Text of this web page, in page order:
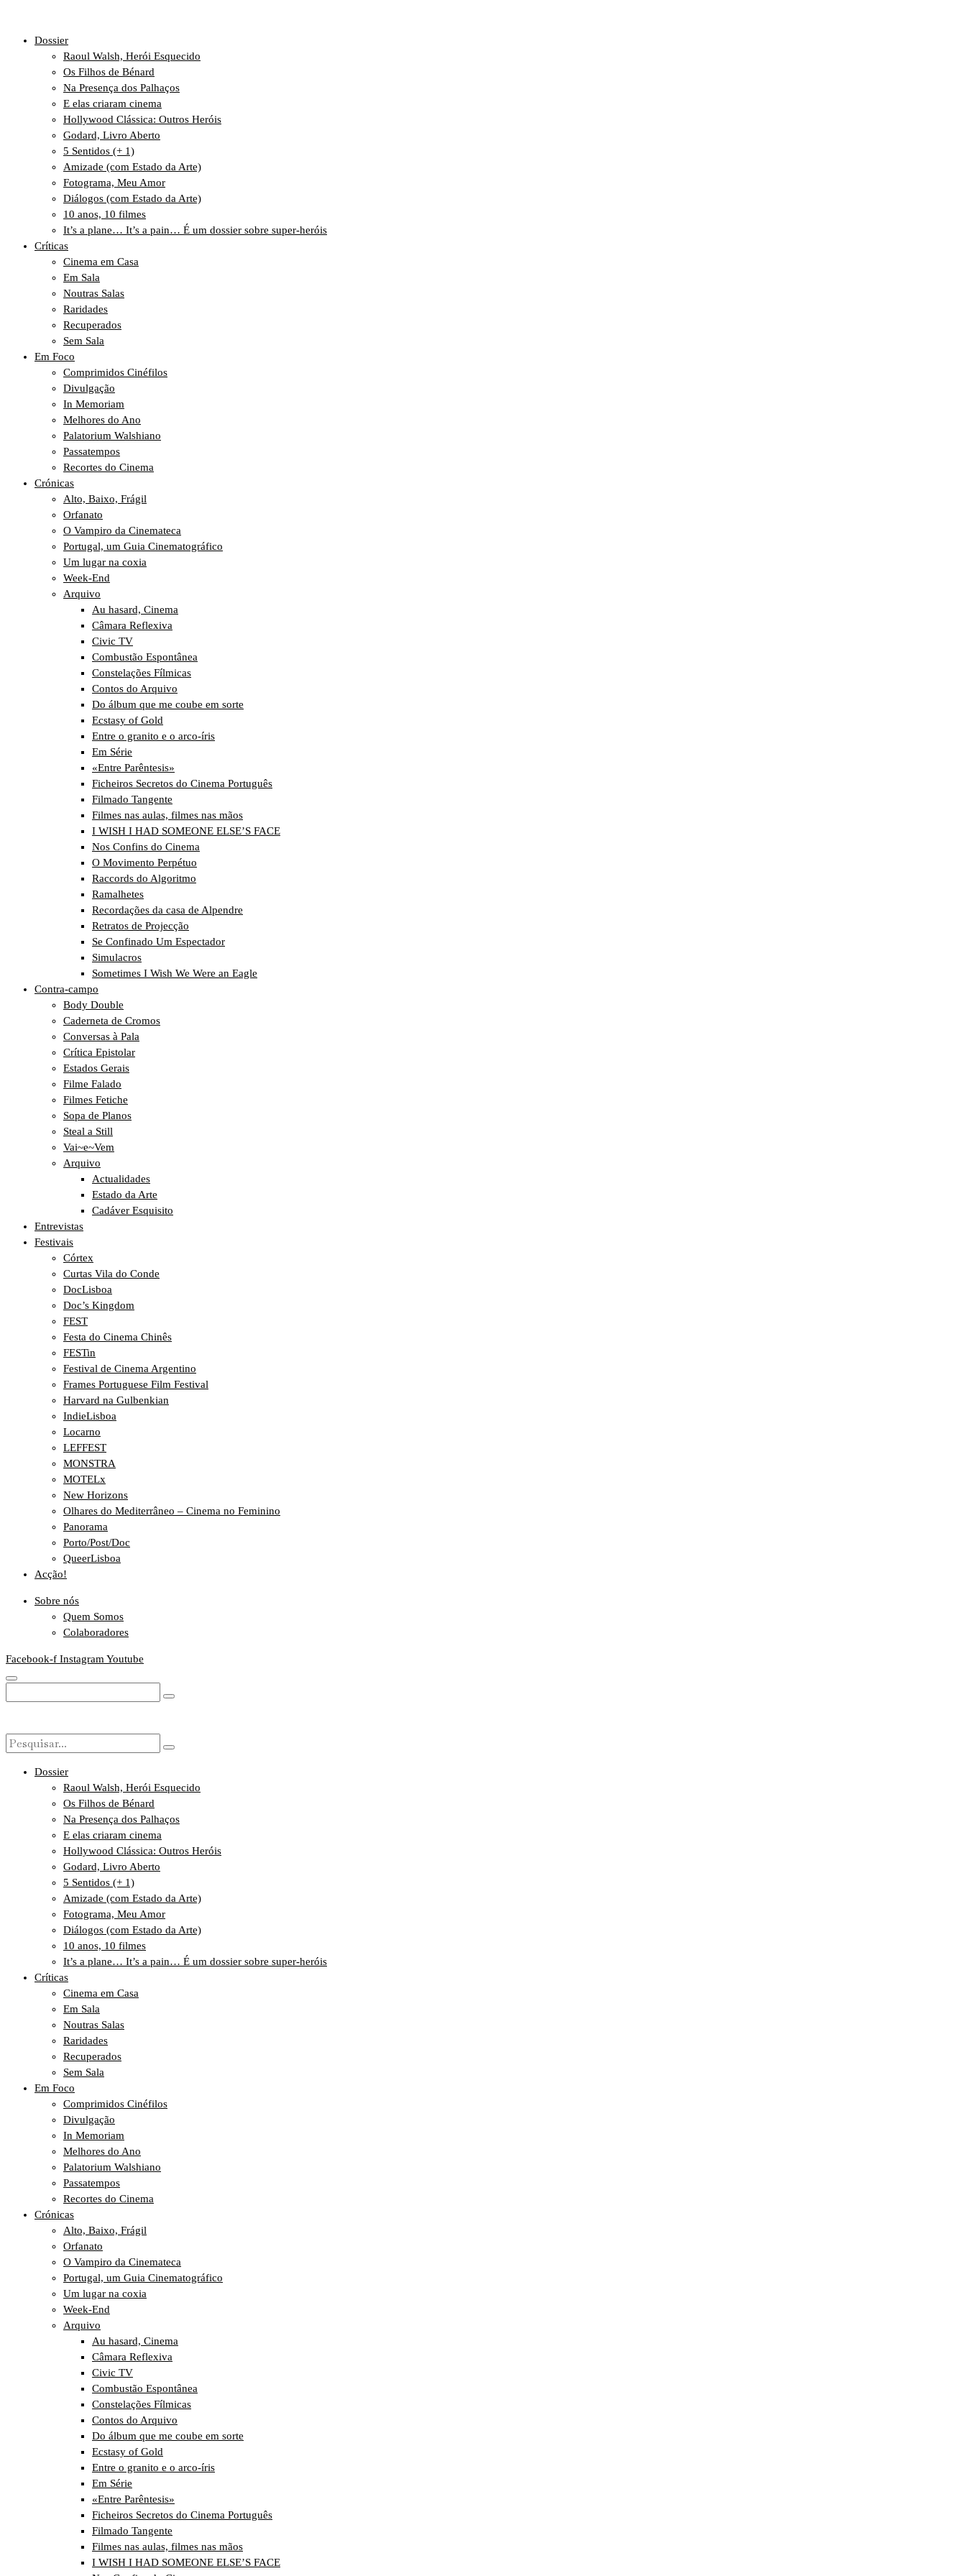
Dossier
Raoul Walsh, Herói Esquecido
Os Filhos de Bénard
Na Presença dos Palhaços
E elas criaram cinema
Hollywood Clássica: Outros Heróis
Godard, Livro Aberto
5 Sentidos (+ 1)
Amizade (com Estado da Arte)
Fotograma, Meu Amor
Diálogos (com Estado da Arte)
10 anos, 10 filmes
It’s a plane… It’s a pain… É um dossier sobre super-heróis
Críticas
Cinema em Casa
Em Sala
Noutras Salas
Raridades
Recuperados
Sem Sala
Em Foco
Comprimidos Cinéfilos
Divulgação
In Memoriam
Melhores do Ano
Palatorium Walshiano
Passatempos
Recortes do Cinema
Crónicas
Alto, Baixo, Frágil
Orfanato
O Vampiro da Cinemateca
Portugal, um Guia Cinematográfico
Um lugar na coxia
Week-End
Arquivo
Au hasard, Cinema
Câmara Reflexiva
Civic TV
Combustão Espontânea
Constelações Fílmicas
Contos do Arquivo
Do álbum que me coube em sorte
Ecstasy of Gold
Entre o granito e o arco-íris
Em Série
«Entre Parêntesis»
Ficheiros Secretos do Cinema Português
Filmado Tangente
Filmes nas aulas, filmes nas mãos
I WISH I HAD SOMEONE ELSE’S FACE
Nos Confins do Cinema
O Movimento Perpétuo
Raccords do Algoritmo
Ramalhetes
Recordações da casa de Alpendre
Retratos de Projecção
Se Confinado Um Espectador
Simulacros
Sometimes I Wish We Were an Eagle
Contra-campo
Body Double
Caderneta de Cromos
Conversas à Pala
Crítica Epistolar
Estados Gerais
Filme Falado
Filmes Fetiche
Sopa de Planos
Steal a Still
Vai~e~Vem
Arquivo
Actualidades
Estado da Arte
Cadáver Esquisito
Entrevistas
Festivais
Córtex
Curtas Vila do Conde
DocLisboa
Doc’s Kingdom
FEST
Festa do Cinema Chinês
FESTin
Festival de Cinema Argentino
Frames Portuguese Film Festival
Harvard na Gulbenkian
IndieLisboa
Locarno
LEFFEST
MONSTRA
MOTELx
New Horizons
Olhares do Mediterrâneo – Cinema no Feminino
Panorama
Porto/Post/Doc
QueerLisboa
Acção!
Sobre nós
Quem Somos
Colaboradores
Facebook-f Instagram Youtube
Dossier
Raoul Walsh, Herói Esquecido
Os Filhos de Bénard
Na Presença dos Palhaços
E elas criaram cinema
Hollywood Clássica: Outros Heróis
Godard, Livro Aberto
5 Sentidos (+ 1)
Amizade (com Estado da Arte)
Fotograma, Meu Amor
Diálogos (com Estado da Arte)
10 anos, 10 filmes
It’s a plane… It’s a pain… É um dossier sobre super-heróis
Críticas
Cinema em Casa
Em Sala
Noutras Salas
Raridades
Recuperados
Sem Sala
Em Foco
Comprimidos Cinéfilos
Divulgação
In Memoriam
Melhores do Ano
Palatorium Walshiano
Passatempos
Recortes do Cinema
Crónicas
Alto, Baixo, Frágil
Orfanato
O Vampiro da Cinemateca
Portugal, um Guia Cinematográfico
Um lugar na coxia
Week-End
Arquivo
Au hasard, Cinema
Câmara Reflexiva
Civic TV
Combustão Espontânea
Constelações Fílmicas
Contos do Arquivo
Do álbum que me coube em sorte
Ecstasy of Gold
Entre o granito e o arco-íris
Em Série
«Entre Parêntesis»
Ficheiros Secretos do Cinema Português
Filmado Tangente
Filmes nas aulas, filmes nas mãos
I WISH I HAD SOMEONE ELSE’S FACE